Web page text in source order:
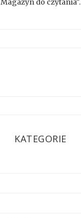
Magazyn do czytania".
KATEGORIE